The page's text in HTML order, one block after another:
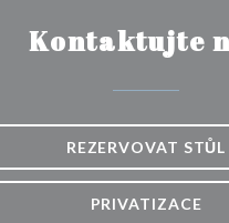
Kontaktujte
REZERVOVAT STŮL
PRIVATIZACE